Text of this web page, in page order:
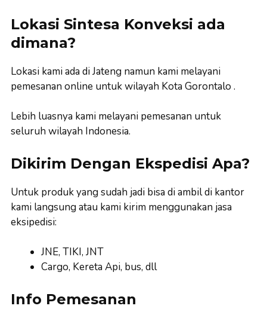
Lokasi Sintesa Konveksi ada
dimana?
Lokasi kami ada di Jateng namun kami melayani
pemesanan online untuk wilayah Kota Gorontalo .
Lebih luasnya kami melayani pemesanan untuk
seluruh wilayah Indonesia.
Dikirim Dengan Ekspedisi Apa?
Untuk produk yang sudah jadi bisa di ambil di kantor
kami langsung atau kami kirim menggunakan jasa
eksipedisi:
JNE, TIKI, JNT
Cargo, Kereta Api, bus, dll
Info Pemesanan